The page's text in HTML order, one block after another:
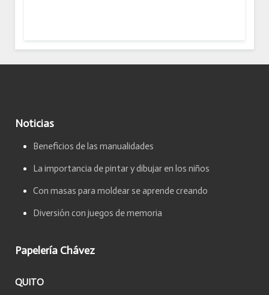
Noticias
Beneficios de las manualidades
La importancia de pintar y dibujar en los niños
Con masas para moldear se aprende creando
Diversión con juegos de memoria
Papelería Chávez
QUITO